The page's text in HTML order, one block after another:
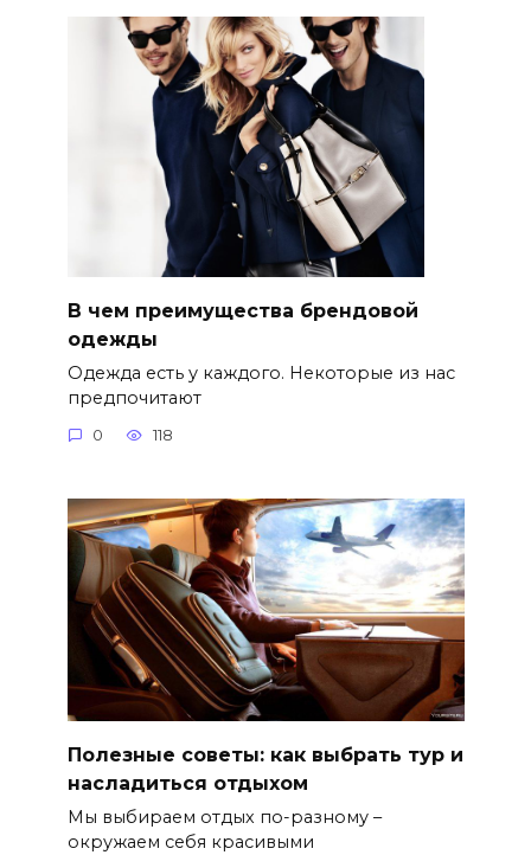
В чем преимущества брендовой
одежды
Одежда есть у каждого. Некоторые из нас
предпочитают
0 118
Полезные советы: как выбрать тур и
насладиться отдыхом
Мы выбираем отдых по-разному –
окружаем себя красивыми